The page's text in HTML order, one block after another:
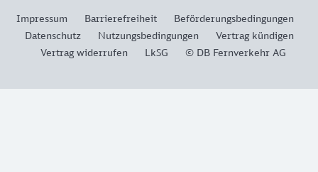
Impressum Barrierefreiheit
Beförderungsbedingungen
Datenschutz
Nutzungsbedingungen
Vertrag kündigen
Vertrag widerrufen
LkSG © DB Fernverkehr AG